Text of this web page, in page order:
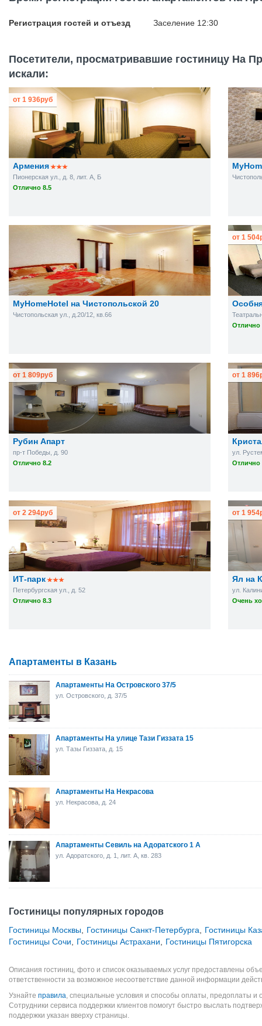
Регистрация гостей и отъезд Заселение 12:30
Посетители, просматривавшие гостиницу На
искали:
Армения
Пионерская ул., д. 8, лит. А, Б
Отлично 8.5
от 1 936руб
MyHomeHotel на Чистопольской 20
Чистопольская ул., д.20/12, кв.66
Отлично
от 1 504
Рубин Апарт
пр-т Победы, д. 90
Отлично 8.2
от 1 809руб
ул.
Отлично
от 1 896
ИТ-парк
Петербургская ул., д. 52
Отлично 8.3
от 2 294руб
Ял на
ул.
Очень
от 1 954
Апартаменты в Казань
Апартаменты На Островского 37/5
ул. Островского, д. 37/5
Апартаменты На улице Тази Гиззата 15
ул. Тазы Гиззата, д. 15
Апартаменты На Некрасова
ул. Некрасова, д. 24
Апартаменты Севиль на Адоратского 1 А
ул. Адоратского, д. 1, лит. А, кв. 283
Гостиницы популярных городов
Гостиницы Москвы Гостиницы Санкт-Петербурга
Гостиницы
Гостиницы Сочи
Гостиницы Астрахани Гостиницы Пятигорска
Описания гостиниц, фото и список оказываемых услуг предоставлены
ответственности за возможное несоответствие данной информации
Узнайте правила, специальные условия и способы оплаты, предоплаты и
Сотрудники сервиса поддержки клиентов помогут быстро выслать
поддержки указан вверху страницы.